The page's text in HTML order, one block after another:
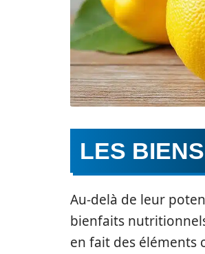
LES
Au-delà de leur
bienfaits
en fait des éléments